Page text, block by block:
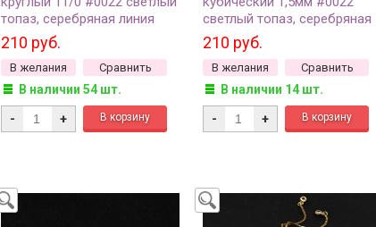
топаз, серебряная линия
внутри, 10 грамм
210 руб.
В желания Сравнить
В наличии 54 шт.
- +
светлый топаз, серебряная
линия внутри, 5 грамм
210 руб.
В желания Сравнить
В наличии 14 шт.
- +